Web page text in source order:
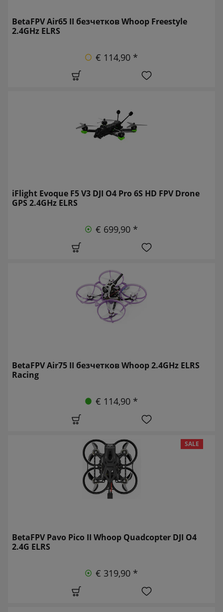
BetaFPV Air65 II безчетков Whoop Freestyle
2.4GHz ELRS
€ 114,90 *
iFlight Evoque F5 V3 DJI O4 Pro 6S HD FPV Drone
GPS 2.4GHz ELRS
€ 699,90 *
BetaFPV Air75 II безчетков Whoop 2.4GHz ELRS
Racing
€ 114,90 *
SALE
BetaFPV Pavo Pico II Whoop Quadcopter DJI O4
2.4G ELRS
€ 319,90 *